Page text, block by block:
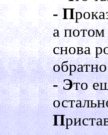
- П
а потом
снова
- Это
П